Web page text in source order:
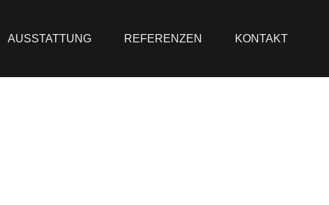
AUSSTATTUNG REFERENZEN KONTAKT